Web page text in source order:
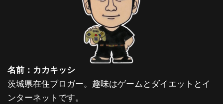
名前：カカキッシ
茨城県在住ブロガー。趣味はゲームとダイエットとイ
ンターネットです。